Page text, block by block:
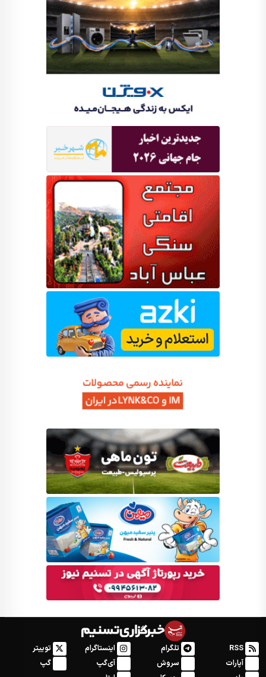
RSS تلگرام اینستاگرام
توییتر
آپارات
سروش آی‌گپ
گپ